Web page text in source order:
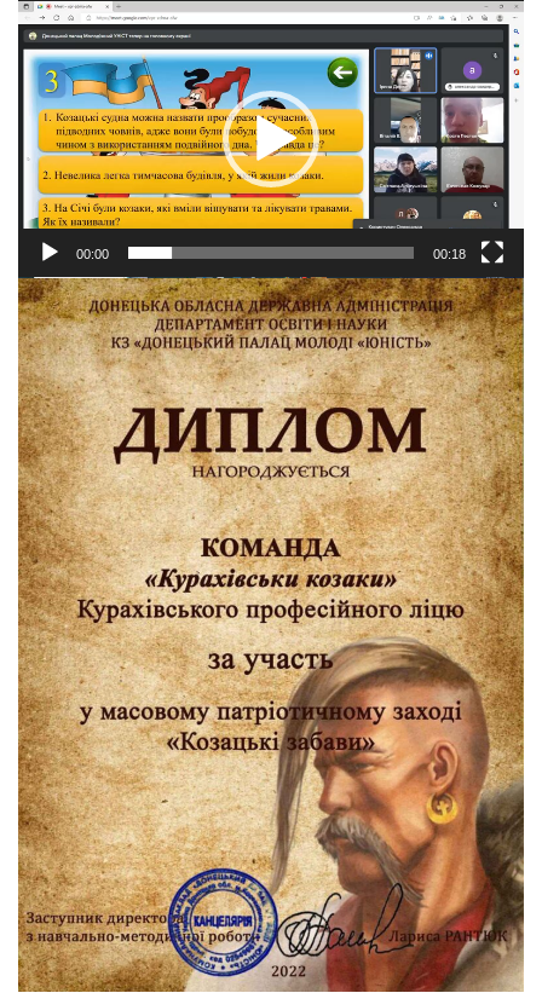
Відеопрогравач
00:00 00:18